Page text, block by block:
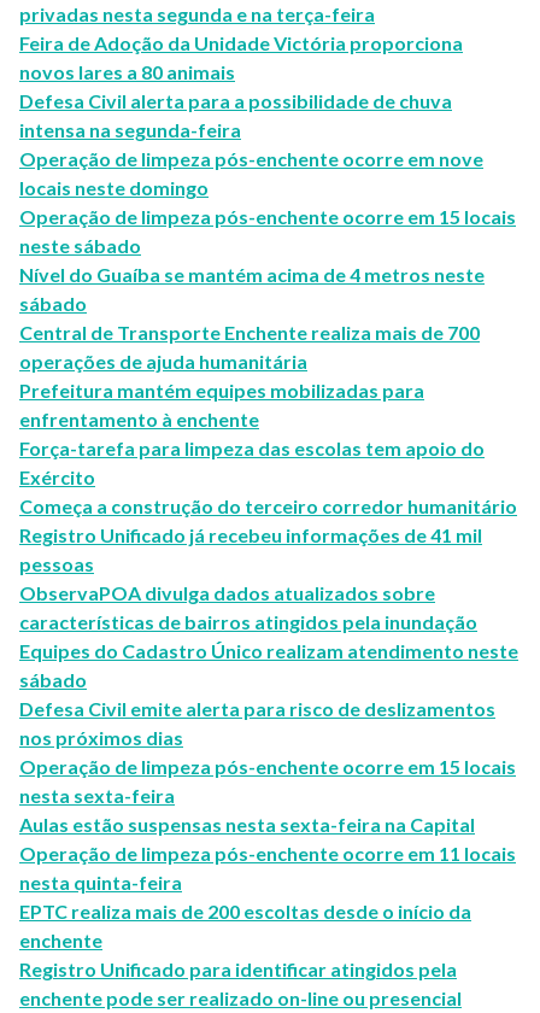
privadas nesta segunda e na terça-feira
Feira de Adoção da Unidade Victória proporciona
novos lares a 80 animais
Defesa Civil alerta para a possibilidade de chuva
intensa na segunda-feira
Operação de limpeza pós-enchente ocorre em nove
locais neste domingo
Operação de limpeza pós-enchente ocorre em 15 locais
neste sábado
Nível do Guaíba se mantém acima de 4 metros neste
sábado
Central de Transporte Enchente realiza mais de 700
operações de ajuda humanitária
Prefeitura mantém equipes mobilizadas para
enfrentamento à enchente
Força-tarefa para limpeza das escolas tem apoio do
Exército
Começa a construção do terceiro corredor humanitário
Registro Unificado já recebeu informações de 41 mil
pessoas
ObservaPOA divulga dados atualizados sobre
características de bairros atingidos pela inundação
Equipes do Cadastro Único realizam atendimento neste
sábado
Defesa Civil emite alerta para risco de deslizamentos
nos próximos dias
Operação de limpeza pós-enchente ocorre em 15 locais
nesta sexta-feira
Aulas estão suspensas nesta sexta-feira na Capital
Operação de limpeza pós-enchente ocorre em 11 locais
nesta quinta-feira
EPTC realiza mais de 200 escoltas desde o início da
enchente
Registro Unificado para identificar atingidos pela
enchente pode ser realizado on-line ou presencial